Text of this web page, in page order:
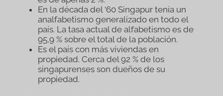
En la década del ‘60 Singapur tenía un
analfabetismo generalizado en todo el
país. La tasa actual de alfabetismo es de
95,9 % sobre el total de la población.
Es el país con más viviendas en
propiedad. Cerca del 92 % de los
singapurenses son dueños de su
propiedad.